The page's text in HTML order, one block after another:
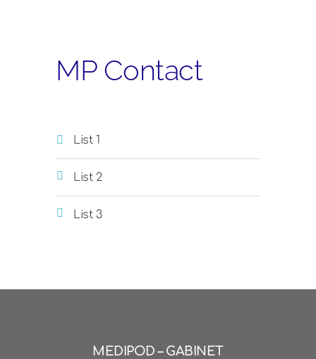
MP Contact
List 1
List 2
List 3
MEDIPOD – GABINET